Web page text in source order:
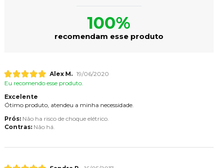
100%
recomendam esse produto
Alex M. 19/06/2020
Eu recomendo esse produto.
Excelente
Ótimo produto, atendeu a minha necessidade.
Prós: Não ha risco de choque elétrico.
Contras: Não há.